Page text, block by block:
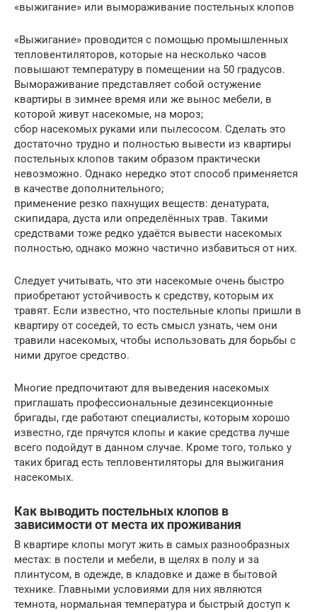
«выжигание» или вымораживание постельных клопов
«Выжигание» проводится с помощью промышленных
тепловентиляторов, которые на несколько часов
повышают температуру в помещении на 50 градусов.
Вымораживание представляет собой остужение
квартиры в зимнее время или же вынос мебели, в
которой живут насекомые, на мороз;
сбор насекомых руками или пылесосом. Сделать это
достаточно трудно и полностью вывести из квартиры
постельных клопов таким образом практически
невозможно. Однако нередко этот способ применяется
в качестве дополнительного;
применение резко пахнущих веществ: денатурата,
скипидара, дуста или определённых трав. Такими
средствами тоже редко удаётся вывести насекомых
полностью, однако можно частично избавиться от них.
Следует учитывать, что эти насекомые очень быстро
приобретают устойчивость к средству, которым их
травят. Если известно, что постельные клопы пришли в
квартиру от соседей, то есть смысл узнать, чем они
травили насекомых, чтобы использовать для борьбы с
ними другое средство.
Многие предпочитают для выведения насекомых
приглашать профессиональные дезинсекционные
бригады, где работают специалисты, которым хорошо
известно, где прячутся клопы и какие средства лучше
всего подойдут в данном случае. Кроме того, только у
таких бригад есть тепловентиляторы для выжигания
насекомых.
Как выводить постельных клопов в
зависимости от места их проживания
В квартире клопы могут жить в самых разнообразных
местах: в постели и мебели, в щелях в полу и за
плинтусом, в одежде, в кладовке и даже в бытовой
технике. Главными условиями для них являются
темнота, нормальная температура и быстрый доступ к